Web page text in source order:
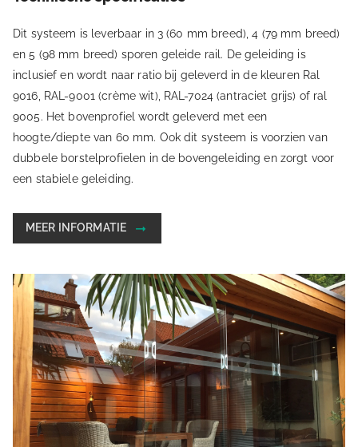
Dit systeem is leverbaar in 3 (60 mm breed), 4 (79 mm breed)
en 5 (98 mm breed) sporen geleide rail. De geleiding is
inclusief en wordt naar ratio bij geleverd in de kleuren Ral
9016, RAL-9001 (crème wit), RAL-7024 (antraciet grijs) of ral
9005. Het bovenprofiel wordt geleverd met een
hoogte/diepte van 60 mm. Ook dit systeem is voorzien van
dubbele borstelprofielen in de bovengeleiding en zorgt voor
een stabiele geleiding.
MEER INFORMATIE